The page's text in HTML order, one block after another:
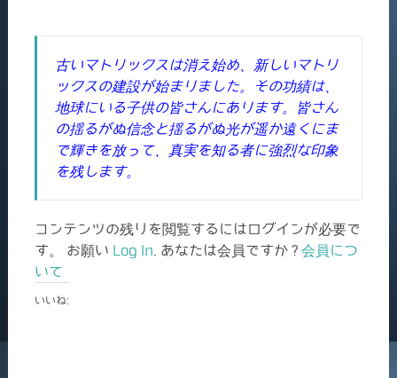
古いマトリックスは消え始め、新しいマトリ
ックスの建設が始まりました。その功績は、
地球にいる子供の皆さんにあります。皆さん
の揺るがぬ信念と揺るがぬ光が遥か遠くにま
で輝きを放って、真実を知る者に強烈な印象
を残します。
コンテンツの残りを閲覧するにはログインが必要で
す。 お願い Log In . あなたは会員ですか ? 会員につ
いて
いいね: